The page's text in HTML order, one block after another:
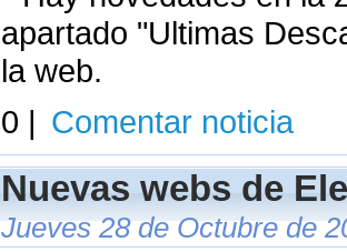
apartado "Ultimas
la web.
0 | Comentar noticia
Nuevas webs de
Jueves 28 de Octubre de